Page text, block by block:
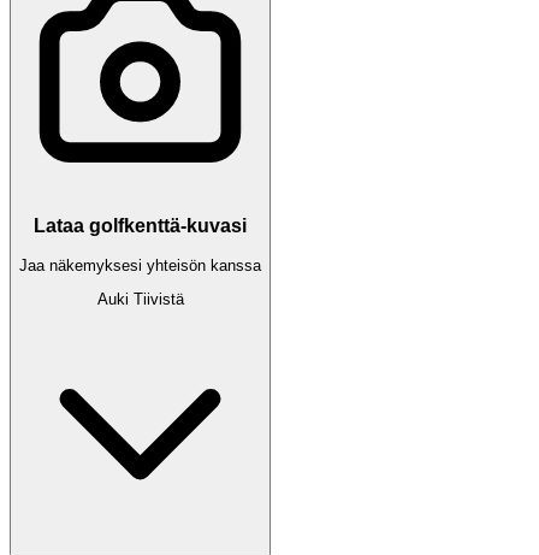
Lataa golfkenttä-kuvasi
Jaa näkemyksesi yhteisön kanssa
Auki Tiivistä